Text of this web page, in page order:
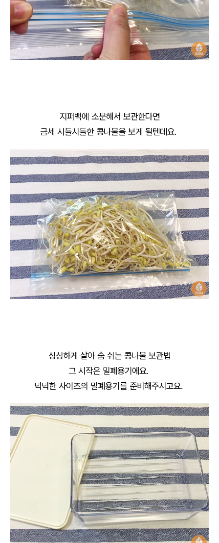
지퍼백에 소분해서 보관한다면
금세 시들시들한 콩나물을 보게 될텐데요.
싱싱하게 살아 숨 쉬는 콩나물 보관법
그 시작은 밀폐용기에요.
넉넉한 사이즈의 밀폐용기를 준비해주시고요.